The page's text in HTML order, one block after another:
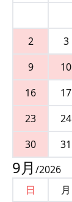
2
3
9
10
16
17
23
24
30
31
9月 /2026
日
月